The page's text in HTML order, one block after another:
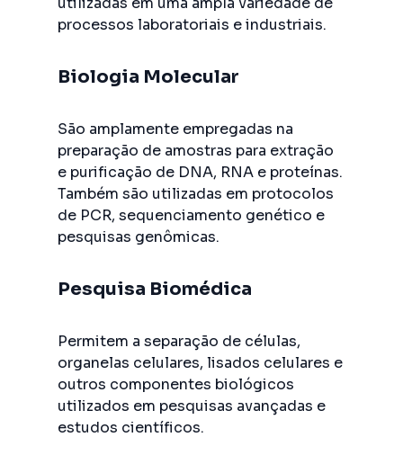
processos laboratoriais e industriais.
Biologia Molecular
São amplamente empregadas na
preparação de amostras para extração
e purificação de DNA, RNA e proteínas.
Também são utilizadas em protocolos
de PCR, sequenciamento genético e
pesquisas genômicas.
Pesquisa Biomédica
Permitem a separação de células,
organelas celulares, lisados celulares e
outros componentes biológicos
utilizados em pesquisas avançadas e
estudos científicos.